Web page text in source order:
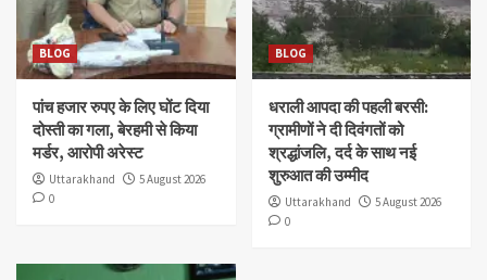
BLOG
पांच हजार रुपए के लिए घोंट दिया
दोस्ती का गला, बेरहमी से किया
मर्डर, आरोपी अरेस्ट
Uttarakhand
5 August 2026
0
BLOG
धराली आपदा की पहली बरसी:
ग्रामीणों ने दी दिवंगतों को
श्रद्धांजलि, दर्द के साथ नई
शुरुआत की उम्मीद
Uttarakhand
5 August 2026
0